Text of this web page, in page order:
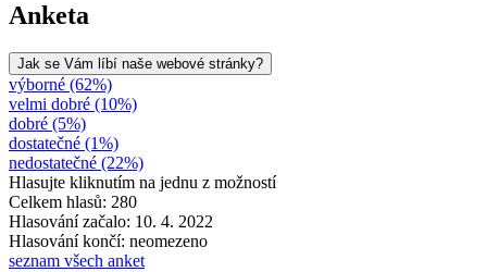
Anketa
Jak se Vám líbí naše webové stránky?
výborné (62%)
velmi dobré (10%)
dobré (5%)
dostatečné (1%)
nedostatečné (22%)
Hlasujte kliknutím na jednu z možností
Celkem hlasů: 280
Hlasování začalo: 10. 4. 2022
Hlasování končí: neomezeno
seznam všech anket